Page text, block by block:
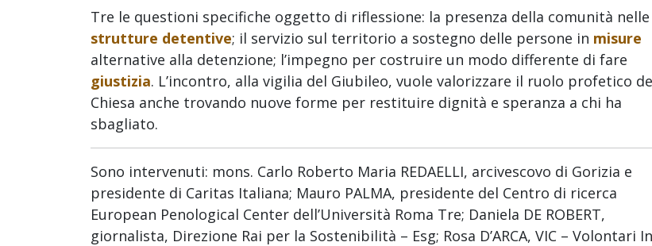
Tre le questioni specifiche oggetto di riflessione: la presenza della comunità nelle
strutture detentive; il servizio sul territorio a sostegno delle persone in misure
alternative alla detenzione; l’impegno per costruire un modo differente di fare
giustizia. L’incontro, alla vigilia del Giubileo, vuole valorizzare il ruolo profetico
Chiesa anche trovando nuove forme per restituire dignità e speranza a chi ha
sbagliato.
Sono intervenuti: mons. Carlo Roberto Maria REDAELLI, arcivescovo di Gorizia e
presidente di Caritas Italiana; Mauro PALMA, presidente del Centro di ricerca
European Penological Center dell’Università Roma Tre; Daniela DE ROBERT,
giornalista, Direzione Rai per la Sostenibilità – Esg; Rosa D’ARCA, VIC – Volontari In